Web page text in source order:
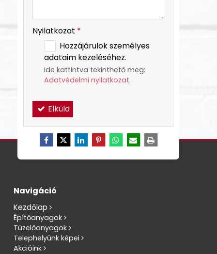
Nyilatkozat *
Hozzájárulok személyes
adataim kezeléséhez.
Ide kattintva tekinthető meg:
Adatvédelmi nyilatkozat.
Elküld
Navigáció
Kezdőlap
Építőanyagok
Tüzelőanyagok
Telephelyünk képei
Akcióink